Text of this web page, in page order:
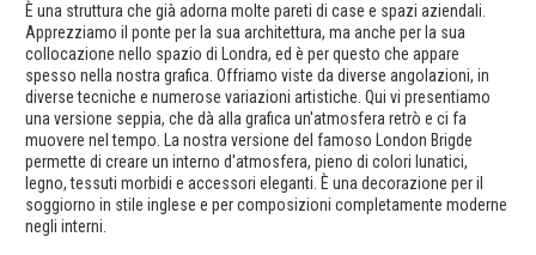
È una struttura che già adorna molte pareti di case e spazi aziendali.
Apprezziamo il ponte per la sua architettura, ma anche per la sua
collocazione nello spazio di Londra, ed è per questo che appare
spesso nella nostra grafica. Offriamo viste da diverse angolazioni, in
diverse tecniche e numerose variazioni artistiche. Qui vi presentiamo
una versione seppia, che dà alla grafica un'atmosfera retrò e ci fa
muovere nel tempo. La nostra versione del famoso London Brigde
permette di creare un interno d'atmosfera, pieno di colori lunatici,
legno, tessuti morbidi e accessori eleganti. È una decorazione per il
soggiorno in stile inglese e per composizioni completamente moderne
negli interni.